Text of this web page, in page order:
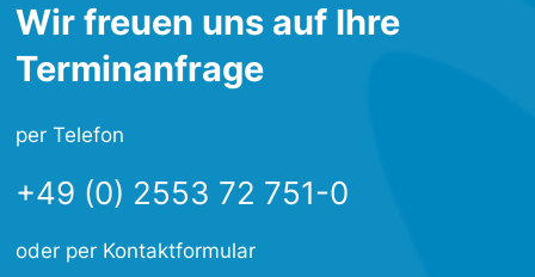
Wir freuen uns auf Ihre
Terminanfrage
per Telefon
+49 (0) 2553 72 751-0
oder per Kontaktformular